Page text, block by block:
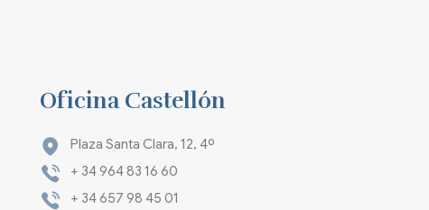
Oficina Castellón
Plaza Santa Clara, 12, 4º
+ 34 964 83 16 60
+ 34 657 98 45 01